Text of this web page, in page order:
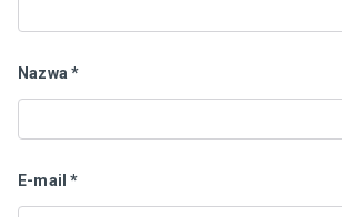
Nazwa*
E-mail*